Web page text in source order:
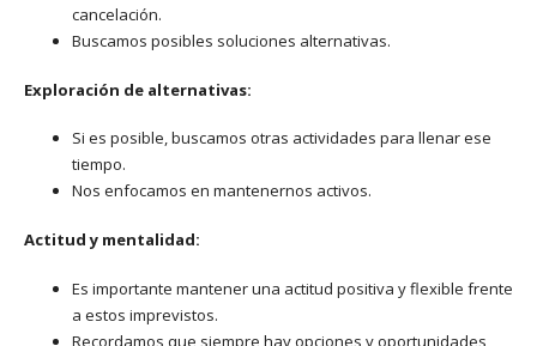
cancelación.
Buscamos posibles soluciones alternativas.
Exploración de alternativas:
Si es posible, buscamos otras actividades para llenar ese
tiempo.
Nos enfocamos en mantenernos activos.
Actitud y mentalidad:
Es importante mantener una actitud positiva y flexible frente
a estos imprevistos.
Recordamos que siempre hay opciones y oportunidades